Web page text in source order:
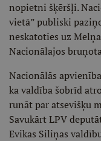
nopietni šķēršļi.
vietā” publiski
neskatoties uz
Nacionālajos
Nacionālās
ka valdība šobrīd
runāt par atsevišķu
Savukārt LPV
Evikas Siliņas